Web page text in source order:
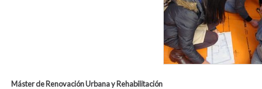
Máster de Renovación Urbana y Rehabilitación